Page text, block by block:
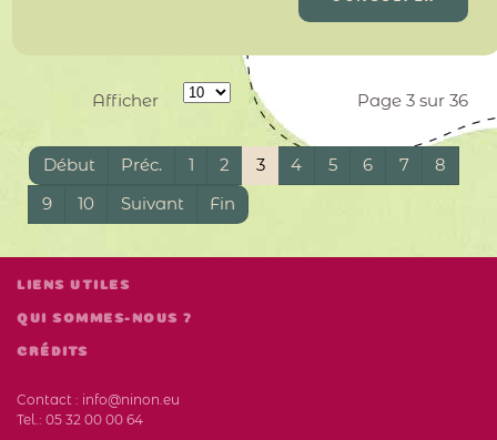
Afficher Page 3 sur 36
Début Préc. 1 2 3 4 5 6 7
8
9
10 Suivant Fin
LIENS UTILES
QUI SOMMES-NOUS ?
CRÉDITS
Contact : info@ninon.eu
Tel.: 05 32 00 00 64